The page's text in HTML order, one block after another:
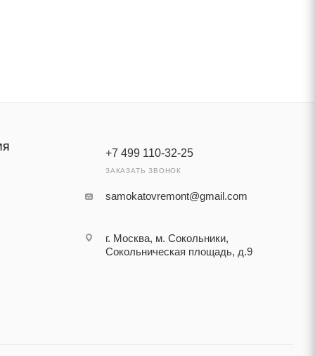
+7 499 110-32-25
ЗАКАЗАТЬ ЗВОНОК
samokatovremont@gmail.com
г. Москва, м. Сокольники,
Сокольническая площадь, д.9